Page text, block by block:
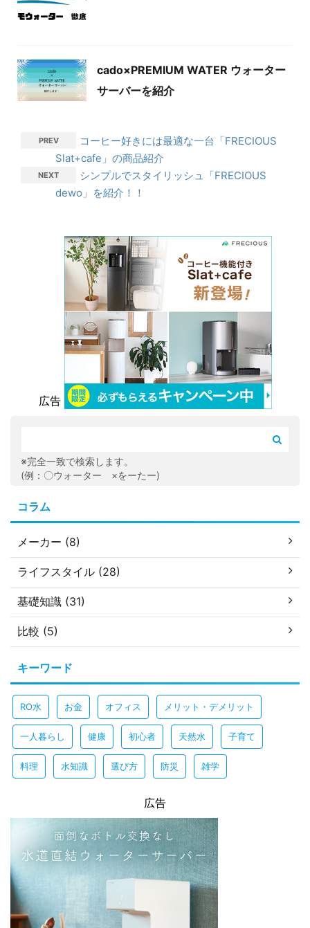
cado×PREMIUM WATER ウォーター
サーバーを紹介
PREV
コーヒー好きには最適な一台「FRECIOUS
Slat+cafe」の商品紹介
NEXT
シンプルでスタイリッシュ「FRECIOUS
dewo」を紹介！！
広告
※完全一致で検索します。
(例：〇ウォーター ×をーたー)
コラム
メーカー (8)
ライフスタイル (28)
基礎知識 (31)
比較 (5)
キーワード
RO水 お金 オフィス メリット・デメリット
一人暮らし 健康 初心者 天然水 子育て
料理 水知識 選び方 防災 雑学
広告